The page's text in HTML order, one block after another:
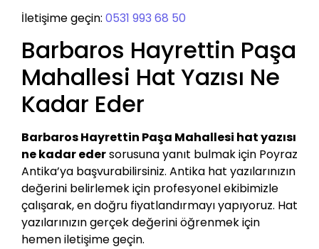
İletişime geçin: 0531 993 68 50
Barbaros Hayrettin Paşa
Mahallesi Hat Yazısı Ne
Kadar Eder
Barbaros Hayrettin Paşa Mahallesi hat yazısı
ne kadar edersorusuna yanıt bulmak için Poyraz
Antika’ya başvurabilirsiniz. Antika hat yazılarınızın
değerini belirlemek için profesyonel ekibimizle
çalışarak, en doğru fiyatlandırmayı yapıyoruz. Hat
yazılarınızın gerçek değerini öğrenmek için
hemen iletişime geçin.